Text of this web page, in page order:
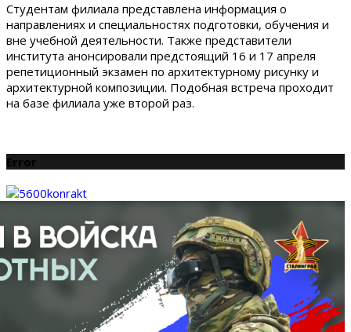
Студентам филиала представлена информация о
направлениях и специальностях подготовки, обучения и
вне учебной деятельности. Также представители
института анонсировали предстоящий 16 и 17 апреля
репетиционный экзамен по архитектурному рисунку и
архитектурной композиции. Подобная встреча проходит
на базе филиала уже второй раз.
Error